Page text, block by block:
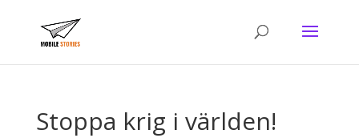
Stoppa krig i världen!